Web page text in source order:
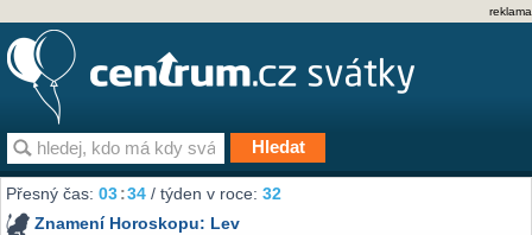
reklama
Přesný čas:03:34 / týden v roce:32
Znamení Horoskopu: Lev